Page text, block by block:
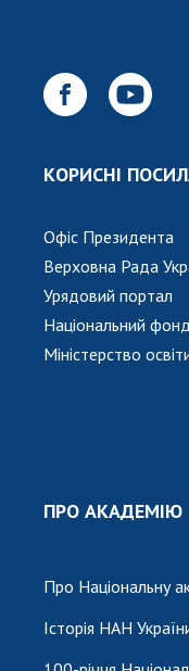
КОРИСНІ
Офіс Президента
Верховна Рада
Урядовий портал
Національний
Міністерство
ПРО АКАДЕМІЮ
Про Національну
Історія НАН